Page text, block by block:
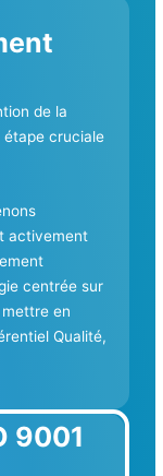
de la
cruciale
activement
centrée sur
mettre en
Qualité,
9001